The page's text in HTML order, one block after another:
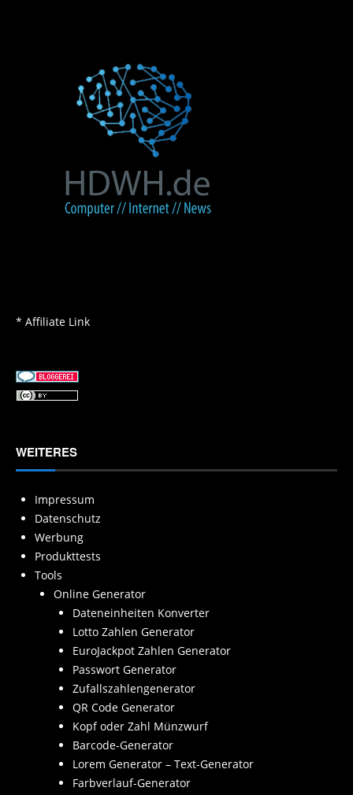
* Affiliate Link
WEITERES
Impressum
Datenschutz
Werbung
Produkttests
Tools
Online Generator
Dateneinheiten Konverter
Lotto Zahlen Generator
EuroJackpot Zahlen Generator
Passwort Generator
Zufallszahlengenerator
QR Code Generator
Kopf oder Zahl Münzwurf
Barcode-Generator
Lorem Generator – Text-Generator
Farbverlauf-Generator